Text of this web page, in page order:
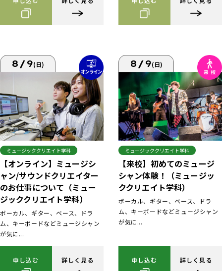
8/9(日)
ミュージッククリエイト学科
【オンライン】ミュージシ
ャン/サウンドクリエイター
のお仕事について（ミュー
ジッククリエイト学科）
ボーカル、ギター、ベース、ドラ
ム、キーボードなどミュージシャン
が気に...
申し込む 詳しく見る
8/9(日)
ミュージッククリエイト学科
【来校】初めてのミュージ
シャン体験！（ミュージッ
ククリエイト学科）
ボーカル、ギター、ベース、ドラ
ム、キーボードなどミュージシャン
が気に...
申し込む 詳しく見る